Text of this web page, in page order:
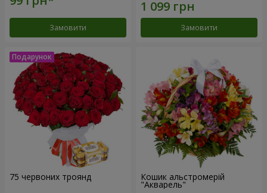
Замовити Замовити
75 червоних троянд Кошик альстромерій
"Акварель"